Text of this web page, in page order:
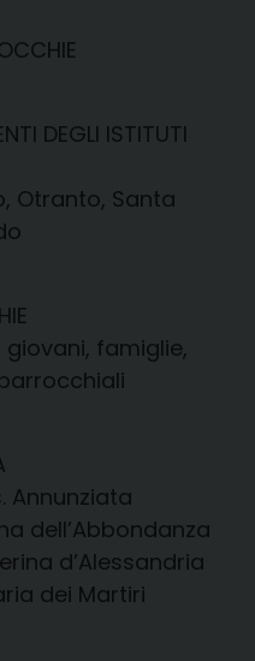
DEGLI ISTITUTI
Otranto, Santa
famiglie,
Annunziata
dell’Abbondanza
d’Alessandria
dei Martiri